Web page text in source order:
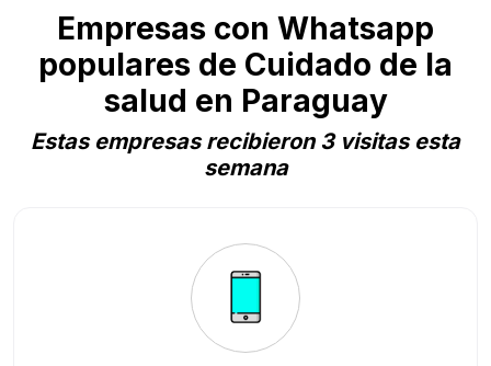
Empresas con Whatsapp
populares de Cuidado de la
salud en Paraguay
Estas empresas recibieron 3 visitas esta
semana